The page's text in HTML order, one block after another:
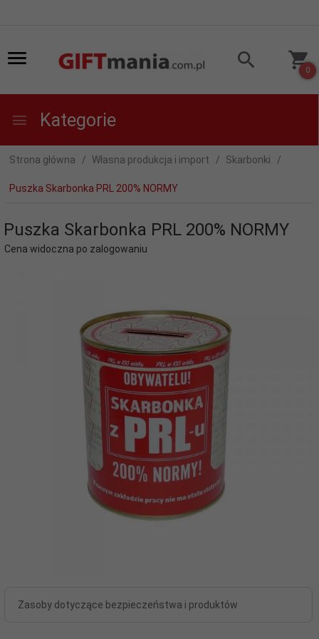
0
Kategorie
Strona główna Własna produkcja i import Skarbonki
Puszka Skarbonka PRL 200% NORMY
Puszka Skarbonka PRL 200% NORMY
Cena widoczna po zalogowaniu
Zasoby dotyczące bezpieczeństwa i produktów